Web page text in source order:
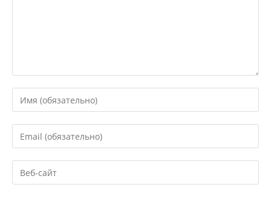
Введите
свое
имя
или
пользователя,
чтобы
Введите
свой
email-
адрес,
Введите
URL